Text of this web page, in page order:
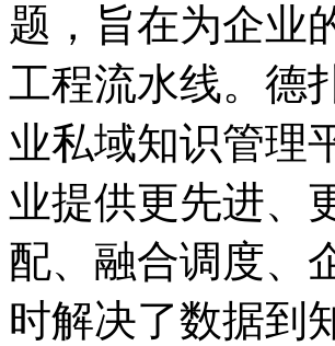
题，旨在为企业
工程流水线。德
业私域知识管理
业提供更先进、
配、融合调度、
时解决了数据到